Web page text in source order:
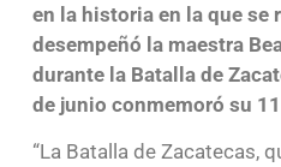
en la historia en la que se
desempeñó la maestra
durante la Batalla de
de junio conmemoró su
“La Batalla de Zacatecas,